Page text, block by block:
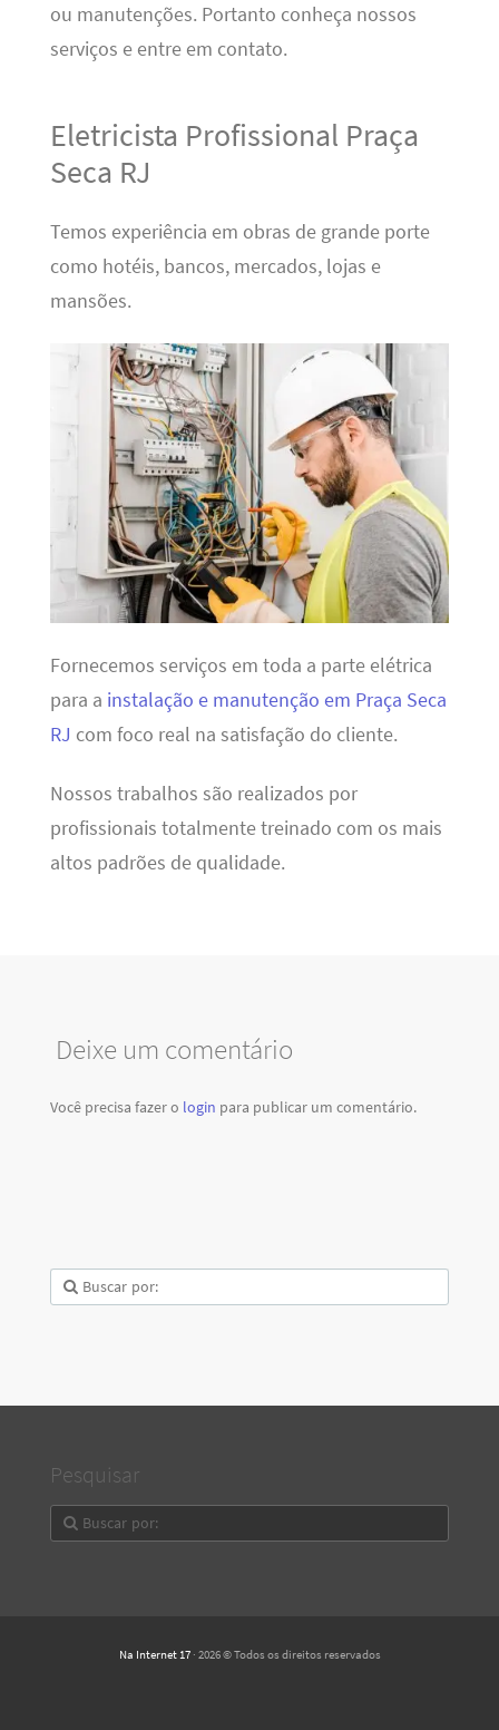
ou manutenções. Portanto conheça nossos
serviços e entre em contato.
Eletricista Profissional Praça
Seca RJ
Temos experiência em obras de grande porte
como hotéis, bancos, mercados, lojas e
mansões.
Fornecemos serviços em toda a parte elétrica
para a instalação e manutenção em Praça Seca
RJ com foco real na satisfação do cliente.
Nossos trabalhos são realizados por
profissionais totalmente treinado com os mais
altos padrões de qualidade.
Deixe um comentário
Você precisa fazer o login para publicar um comentário.
Pesquisar
Na Internet 17· 2026 © Todos os direitos reservados